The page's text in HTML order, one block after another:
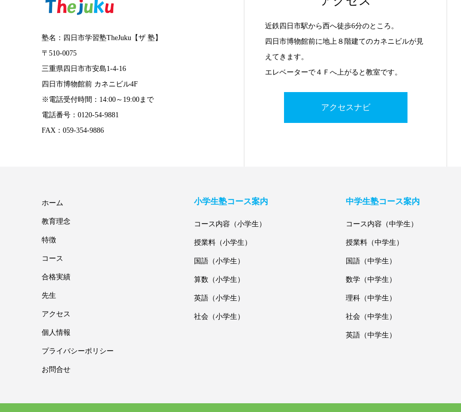
塾名：四日市学習塾TheJuku【ザ 塾】
〒510-0075
三重県四日市市安島1-4-16
四日市博物館前 カネニビル4F
※電話受付時間：14:00～19:00まで
電話番号：0120-54-9881
FAX：059-354-9886
近鉄四日市駅から西へ徒歩6分のところ。
四日市博物館前に地上８階建てのカネニビルが見
えてきます。
エレベーターで４Ｆへ上がると教室です。
アクセスナビ
ホーム
教育理念
特徴
コース
合格実績
先生
アクセス
個人情報
プライバシーポリシー
お問合せ
小学生塾コース案内
コース内容（小学生）
授業料（小学生）
国語（小学生）
算数（小学生）
英語（小学生）
社会（小学生）
中学生塾コース案内
コース内容（中学生）
授業料（中学生）
国語（中学生）
数学（中学生）
理科（中学生）
社会（中学生）
英語（中学生）